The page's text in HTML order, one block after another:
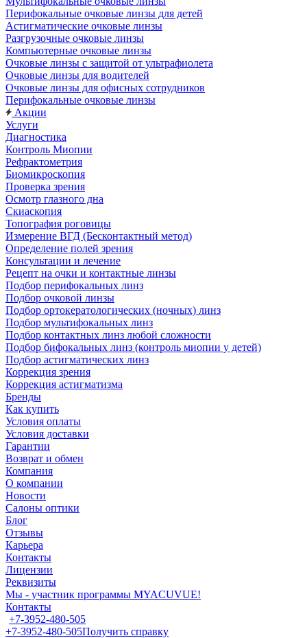
Перифокальные очковые линзы для детей
Астигматические очковые линзы
Разгрузочные очковые линзы
Компьютерные очковые линзы
Очковые линзы с защитой от ультрафиолета
Очковые линзы для водителей
Очковые линзы для офисных сотрудников
Перифокальные очковые линзы
Акции
Услуги
Диагностика
Контроль Миопии
Рефрактометрия
Биомикроскопия
Проверка зрения
Осмотр глазного дна
Скиаскопия
Топография роговицы
Измерение ВГД (Бесконтактный метод)
Определение полей зрения
Консультации и лечение
Рецепт на очки и контактные линзы
Подбор перифокальных линз
Подбор очковой линзы
Подбор ортокератологических (ночных) линз
Подбор мультифокальных линз
Подбор контактных линз любой сложности
Подбор бифокальных линз (контроль миопии у детей)
Подбор астигматических линз
Коррекция зрения
Коррекция астигматизма
Бренды
Как купить
Условия оплаты
Условия доставки
Гарантии
Возврат и обмен
Компания
О компании
Новости
Салоны оптики
Блог
Отзывы
Карьера
Контакты
Лицензии
Реквизиты
Мы - участник программы MYACUVUE!
Контакты
+7-3952-480-505
+7-3952-480-505Получить справку